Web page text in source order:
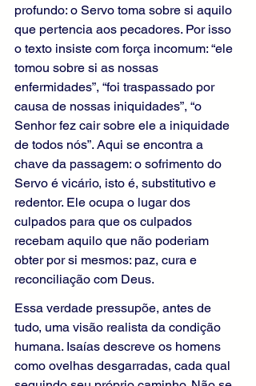
profundo: o Servo toma sobre si aquilo
que pertencia aos pecadores. Por isso
o texto insiste com força incomum: “ele
tomou sobre si as nossas
enfermidades”, “foi traspassado por
causa de nossas iniquidades”, “o
Senhor fez cair sobre ele a iniquidade
de todos nós”. Aqui se encontra a
chave da passagem: o sofrimento do
Servo é vicário, isto é, substitutivo e
redentor. Ele ocupa o lugar dos
culpados para que os culpados
recebam aquilo que não poderiam
obter por si mesmos: paz, cura e
reconciliação com Deus.
Essa verdade pressupõe, antes de
tudo, uma visão realista da condição
humana. Isaías descreve os homens
como ovelhas desgarradas, cada qual